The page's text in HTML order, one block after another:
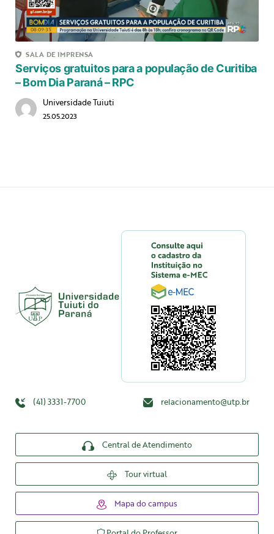
SALA DE IMPRENSA
Serviços gratuitos para a população de Curitiba
– Bom Dia Paraná – RPC
Universidade Tuiuti
25.05.2023
(41) 3331-7700 relacionamento@utp.br
Central de Atendimento
Tour virtual
Mapa do campus